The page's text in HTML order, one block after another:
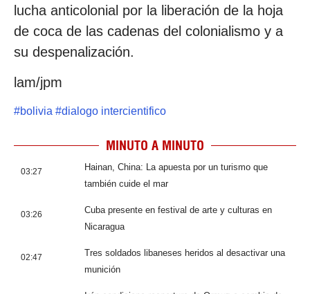
lucha anticolonial por la liberación de la hoja
de coca de las cadenas del colonialismo y a
su despenalización.
lam/jpm
#bolivia #dialogo intercientifico
MINUTO A MINUTO
03:27
Hainan, China: La apuesta por un turismo que
también cuide el mar
03:26
Cuba presente en festival de arte y culturas en
Nicaragua
02:47
Tres soldados libaneses heridos al desactivar una
munición